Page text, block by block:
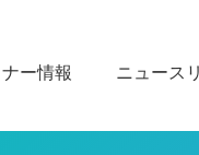
ー情報 ニュース